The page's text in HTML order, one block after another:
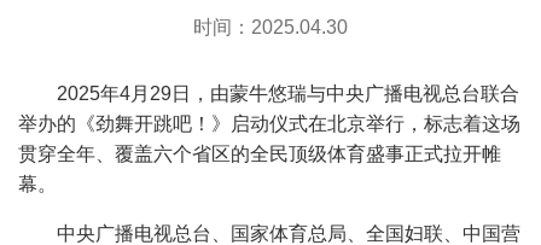
时间：2025.04.30
2025年4月29日，由蒙牛悠瑞与中央广播电视总台联合
举办的《劲舞开跳吧！》启动仪式在北京举行，标志着这场
贯穿全年、覆盖六个省区的全民顶级体育盛事正式拉开帷
幕。
中央广播电视总台、国家体育总局、全国妇联、中国营